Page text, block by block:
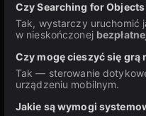
Czy Searching for
Tak, wystarczy uruchomić
w nieskończonej
Czy mogę cieszyć się grą
Tak — sterowanie
urządzeniu mobilnym.
Jakie są wymogi